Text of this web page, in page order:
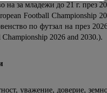
на за младежи до 21 г. през
Football Championship
по футзал на през
2026 and 2030.).
уважение, доверие,
допълнителна
данни.
можете да разрешите
технологии. С
цели.
Ви да оттеглите